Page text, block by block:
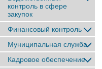
контроль в сфере
закупок
Финансовый контроль
Муниципальная служба
Кадровое обеспечение